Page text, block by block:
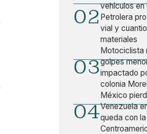
02 vehículos en
Petrolera
vial y
materiales
03
Motociclista
golpes
impactado
colonia
04
México
Venezuela
queda con